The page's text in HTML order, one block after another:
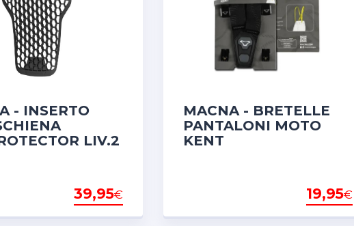
- INSERTO
LIV.2
39,95€
MACNA - BRETELLE
PANTALONI MOTO
KENT
19,95€